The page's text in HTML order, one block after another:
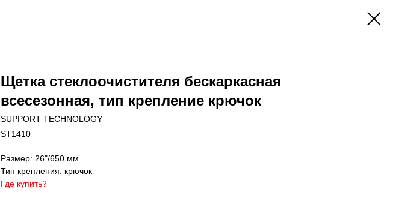
Щетка стеклоочистителя бескаркасная
всесезонная, тип крепление крючок
SUPPORT TECHNOLOGY
ST1410
Размер: 26"/650 мм
Тип крепления: крючок
Где купить?